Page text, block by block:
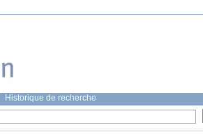
Historique de recherche